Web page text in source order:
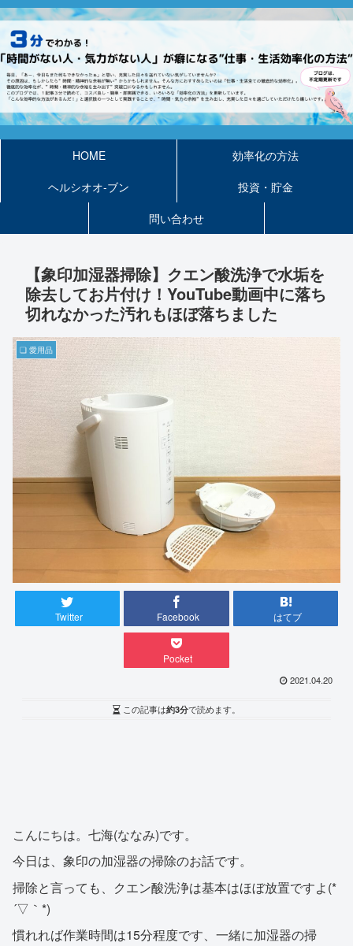
HOME
効率化の方法
ヘルシオオ-ブン
投資・貯金
問い合わせ
【象印加湿器掃除】クエン酸洗浄で水垢を
除去してお片付け！YouTube動画中に落ち
切れなかった汚れもほぼ落ちました
❏ 愛用品
Twitter Facebook はてブ
Pocket
2021.04.20
この記事は約3分で読めます。
こんにちは。七海(ななみ)です。
今日は、象印の加湿器の掃除のお話です。
掃除と言っても、クエン酸洗浄は基本はほぼ放置ですよ(*
´▽｀*)
慣れれば作業時間は15分程度です、一緒に加湿器の掃